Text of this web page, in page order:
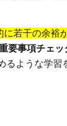
に若干の余裕
重要事項チェ
るような学